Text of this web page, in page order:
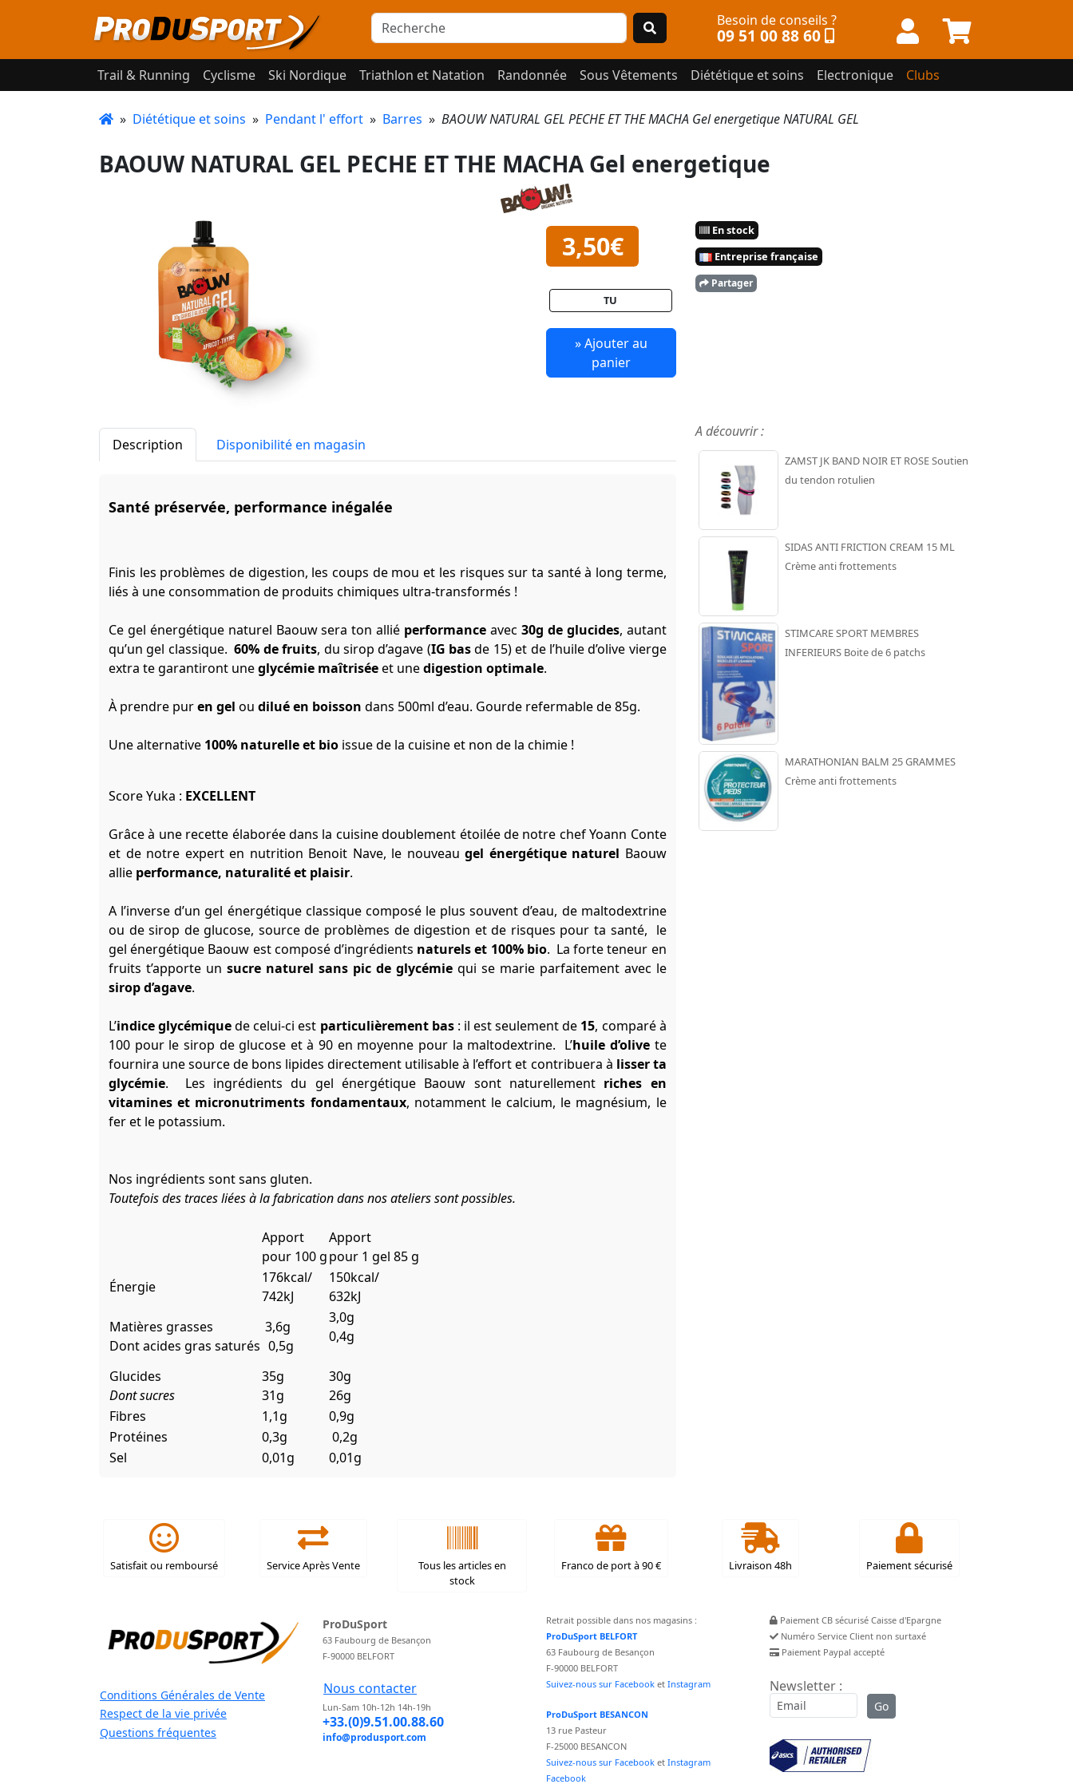
Besoin de conseils ?
09 51 00 88 60
Trail & Running Cyclisme Ski Nordique Triathlon et Natation Randonnée Sous Vêtements Diététique et soins Electronique Clubs
» Diététique et soins » Pendant l' effort » Barres » BAOUW NATURAL GEL PECHE ET THE MACHA Gel energetique NATURAL GEL
BAOUW NATURAL GEL PECHE ET THE MACHA Gel energetique
3,50€
TU
» Ajouter au
panier
En stock
Entreprise française
Partager
Description Disponibilité en magasin
Santé préservée, performance inégalée
Finis les problèmes de digestion, les coups de mou et les risques sur ta santé à long terme,
liés à une consommation de produits chimiques ultra-transformés !
Ce gel énergétique naturel Baouw sera ton allié performance avec 30g de glucides, autant
qu’un gel classique.60% de fruits, du sirop d’agave (IG basde 15) et de l’huile d’olive vierge
extra te garantiront uneglycémie maîtriséeet unedigestion optimale.
À prendre puren gel ou dilué en boisson dans 500ml d’eau. Gourde refermablede 85g.
Une alternative 100% naturelle et bio issue de la cuisine et non de la chimie !
Score Yuka : EXCELLENT
Grâce à une recette élaborée dans la cuisine doublement étoilée de notre chef Yoann Conte
et de notre expert en nutrition Benoit Nave, le nouveaugel énergétique naturel Baouw
allie performance, naturalité et plaisir.
A l’inverse d’un gel énergétique classique composé le plus souvent d’eau, de maltodextrine
ou de sirop de glucose, source de problèmes de digestion et de risques pour ta santé, le
gel énergétique Baouw est composé d’ingrédients naturels et 100% bio. La forte teneur en
fruits t’apporte un sucre naturel sans pic de glycémiequi se marie parfaitement avec le
sirop d’agave.
L’indice glycémiquede celui-ci est particulièrement bas: il est seulement de 15, comparé à
100 pour le sirop de glucose et à 90 en moyenne pour la maltodextrine. L’huile d’olive te
fournira une source de bons lipides directement utilisable à l’effort et contribuera à lisser ta
glycémie. Les ingrédients du gel énergétique Baouw sont naturellement riches en
vitamines et micronutriments fondamentaux, notamment le calcium, le magnésium, le
fer et le potassium.
Nos ingrédients sont sans gluten.
Toutefois des traces liées à la fabrication dans nos ateliers sont possibles.
Apport
pour 100 g
Apport
pour 1 gel 85 g
Énergie
176kcal/
742kJ
150kcal/
632kJ
Matières grasses
Dont acides gras saturés
3,6g
0,5g
3,0g
0,4g
Glucides
Dont sucres
35g
31g
30g
26g
Fibres
1,1g
0,9g
Protéines
0,3g
0,2g
Sel
0,01g 0,01g
A découvrir :
ZAMST JK BAND NOIR ET ROSE Soutien
du tendon rotulien
SIDAS ANTI FRICTION CREAM 15 ML
Crème anti frottements
STIMCARE SPORT MEMBRES
INFERIEURS Boite de 6 patchs
MARATHONIAN BALM 25 GRAMMES
Crème anti frottements
Satisfait ou remboursé Service Après Vente
Tous les articles en
stock
Franco de port à 90 € Livraison 48h Paiement sécurisé
Conditions Générales de Vente
Respect de la vie privée
Questions fréquentes
ProDuSport
63 Faubourg de Besançon
F-90000 BELFORT
Nous contacter
Lun-Sam 10h-12h 14h-19h
+33.(0)9.51.00.88.60
info@produsport.com
Retrait possible dans nos magasins :
ProDuSport BELFORT
63 Faubourg de Besançon
F-90000 BELFORT
Suivez-nous sur Facebook et Instagram
ProDuSport BESANCON
13 rue Pasteur
F-25000 BESANCON
Suivez-nous sur Facebook et Instagram
Facebook
Paiement CB sécurisé Caisse d'Epargne
Numéro Service Client non surtaxé
Paiement Paypal accepté
Newsletter :